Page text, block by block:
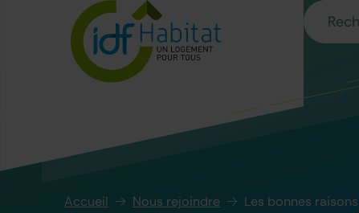
Accueil Nous rejoindre Les bonnes